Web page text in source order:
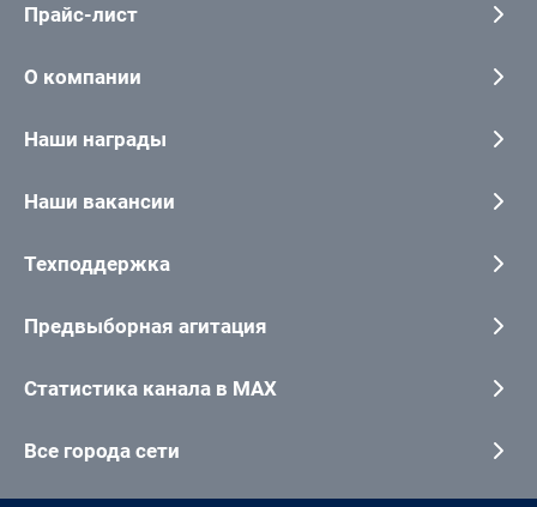
Прайс-лист
О компании
Наши награды
Наши вакансии
Техподдержка
Предвыборная агитация
Статистика канала в MAX
Все города сети